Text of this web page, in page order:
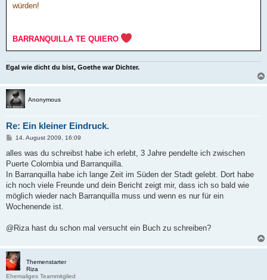
würden!
BARRANQUILLA TE QUIERO
Egal wie dicht du bist, Goethe war Dichter.
Anonymous
Re: Ein kleiner Eindruck.
B
i
r
a
14. August 2009, 16:09
alles was du schreibst habe ich erlebt, 3 Jahre pendelte ich zwischen
Puerte Colombia und Barranquilla.
In Barranquilla habe ich lange Zeit im Süden der Stadt gelebt. Dort habe
ich noch viele Freunde und dein Bericht zeigt mir, dass ich so bald wie
möglich wieder nach Barranquilla muss und wenn es nur für ein
Wochenende ist.
@Riza hast du schon mal versucht ein Buch zu schreiben?
Themenstarter
Riza
Ehemaliges Teammitglied